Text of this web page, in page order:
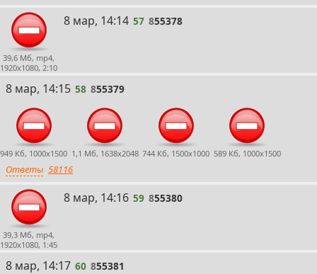
39,6 Мб, mp4,
1920x1080, 2:10
57
8 мар, 14:14 57 855378
58
8 мар, 14:15 58 855379
949 Кб, 1000x1500 1,1 Мб, 1638x2048 744 Кб, 1500x1000 589 Кб, 1000x1500
Ответы 58116
39,3 Мб, mp4,
1920x1080, 1:45
59
8 мар, 14:16 59 855380
60
8 мар, 14:17 60 855381